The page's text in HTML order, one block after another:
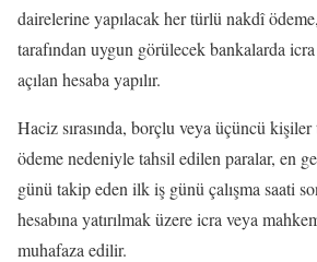
dairelerine yapılacak her türlü nakdî
tarafından uygun görülecek bankalarda
açılan hesaba yapılır.
Haciz sırasında, borçlu veya üçüncü kişiler
ödeme nedeniyle tahsil edilen paralar, en
günü takip eden ilk iş günü çalışma saati
hesabına yatırılmak üzere icra veya
muhafaza edilir.